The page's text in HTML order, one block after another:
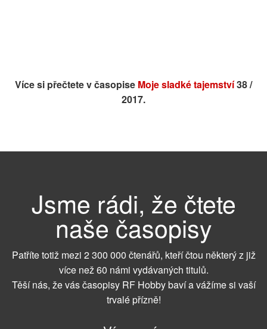
Více si přečtete v časopise Moje sladké tajemství38 /
2017.
Jsme rádi, že čtete
naše časopisy
Patříte totiž mezi 2 300 000 čtenářů, kteří čtou některý z již
více než 60 námi vydávaných titulů.
Těší nás, že vás časopisy RF Hobby baví a vážíme si vaší
trvalé přízně!